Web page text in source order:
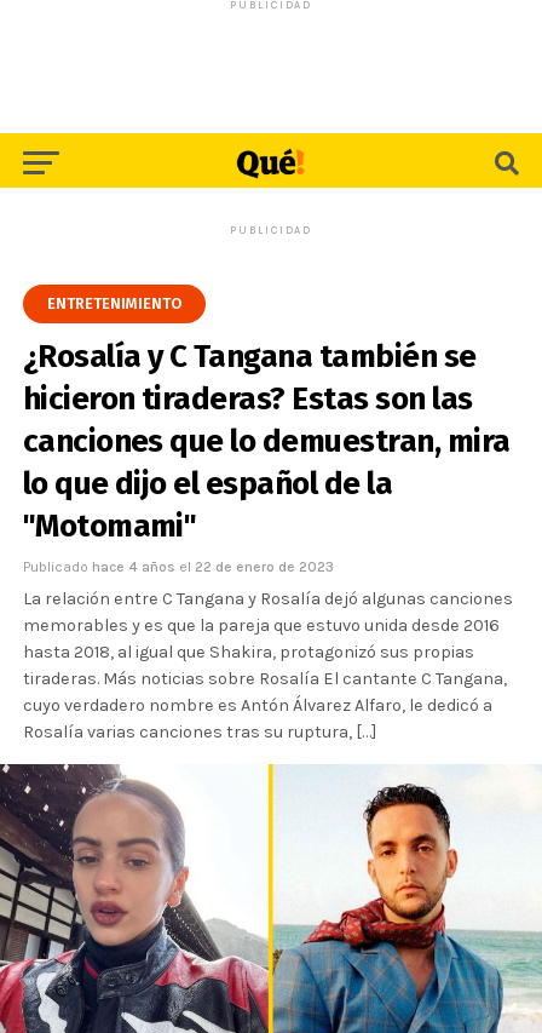
PUBLICIDAD
PUBLICIDAD
ENTRETENIMIENTO
¿Rosalía y C Tangana también se
hicieron tiraderas? Estas son las
canciones que lo demuestran, mira
lo que dijo el español de la
"Motomami"
Publicado hace 4 años el 22 de enero de 2023
La relación entre C Tangana y Rosalía dejó algunas canciones
memorables y es que la pareja que estuvo unida desde 2016
hasta 2018, al igual que Shakira, protagonizó sus propias
tiraderas. Más noticias sobre Rosalía El cantante C Tangana,
cuyo verdadero nombre es Antón Álvarez Alfaro, le dedicó a
Rosalía varias canciones tras su ruptura, […]